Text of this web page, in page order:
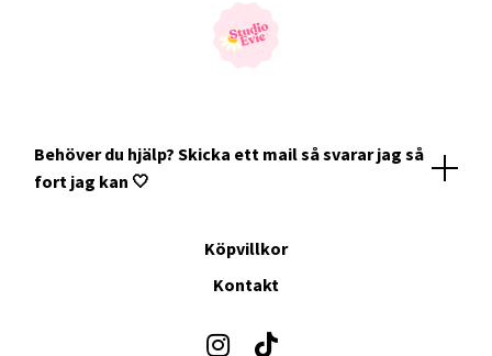
Behöver du hjälp? Skicka ett mail så svarar jag så
fort jag kan 🤍
Köpvillkor
Kontakt